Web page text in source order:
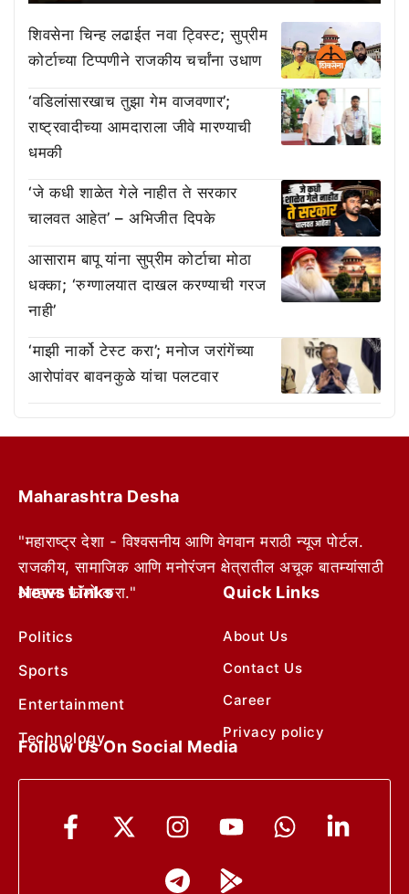
शिवसेना चिन्ह लढाईत नवा ट्विस्ट; सुप्रीम
कोर्टाच्या टिप्पणीने राजकीय चर्चांना उधाण
‘वडिलांसारखाच तुझा गेम वाजवणार’;
राष्ट्रवादीच्या आमदाराला जीवे मारण्याची
धमकी
‘जे कधी शाळेत गेले नाहीत ते सरकार
चालवत आहेत’ – अभिजीत दिपके
आसाराम बापू यांना सुप्रीम कोर्टाचा मोठा
धक्का; ‘रुग्णालयात दाखल करण्याची गरज
नाही’
‘माझी नार्को टेस्ट करा’; मनोज जरांगेंच्या
आरोपांवर बावनकुळे यांचा पलटवार
Maharashtra Desha
"महाराष्ट्र देशा - विश्वसनीय आणि वेगवान मराठी न्यूज पोर्टल.
राजकीय, सामाजिक आणि मनोरंजन क्षेत्रातील अचूक बातम्यांसाठी
आम्हाला फॉलो करा."
News Links
Politics
Sports
Entertainment
Technology
Quick Links
About Us
Contact Us
Career
Privacy policy
Follow Us On Social Media